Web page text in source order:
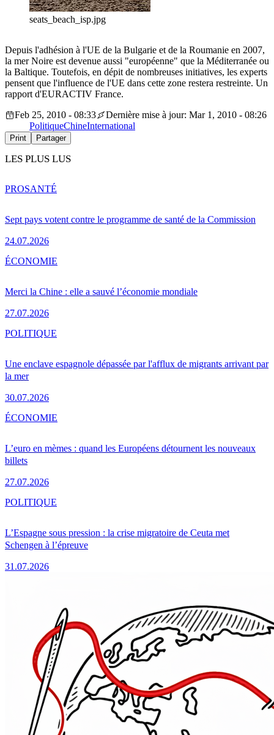
seats_beach_isp.jpg
Depuis l'adhésion à l'UE de la Bulgarie et de la Roumanie en 2007,
la mer Noire est devenue aussi "européenne" que la Méditerranée ou
la Baltique. Toutefois, en dépit de nombreuses initiatives, les experts
pensent que l'influence de l'UE dans cette zone restera restreinte. Un
rapport d'EURACTIV France.
Feb 25, 2010 - 08:33
Dernière mise à jour: Mar 1, 2010 - 08:26
PolitiqueChineInternational
Print Partager
LES PLUS LUS
Sept pays votent contre le programme de santé de la Commission
24.07.2026
PROSANTÉ
Merci la Chine : elle a sauvé l’économie mondiale
27.07.2026
ÉCONOMIE
Une enclave espagnole dépassée par l'afflux de migrants arrivant par
la mer
30.07.2026
POLITIQUE
L’euro en mèmes : quand les Européens détournent les nouveaux
billets
27.07.2026
ÉCONOMIE
L’Espagne sous pression : la crise migratoire de Ceuta met
Schengen à l’épreuve
31.07.2026
POLITIQUE